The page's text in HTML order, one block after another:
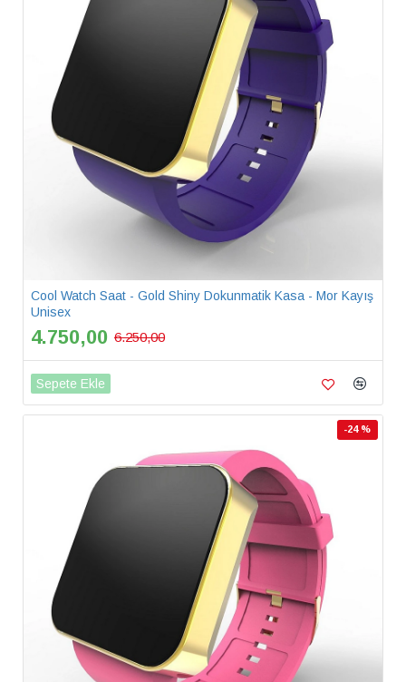
Cool Watch Saat - Gold Shiny Dokunmatik Kasa - Mor Kayış
Unisex
4.750,00 6.250,00
Sepete Ekle
-24 %